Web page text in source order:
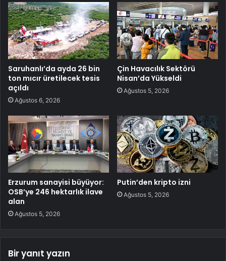
Saruhanlı’da ayda 26 bin
ton mıcır üretilecek tesis
açıldı
Ağustos 6, 2026
Çin Havacılık Sektörü
Nisan’da Yükseldi
Ağustos 5, 2026
Erzurum sanayisi büyüyor:
OSB’ye 246 hektarlık ilave
alan
Ağustos 5, 2026
Putin’den kripto izni
Ağustos 5, 2026
Bir yanıt yazın